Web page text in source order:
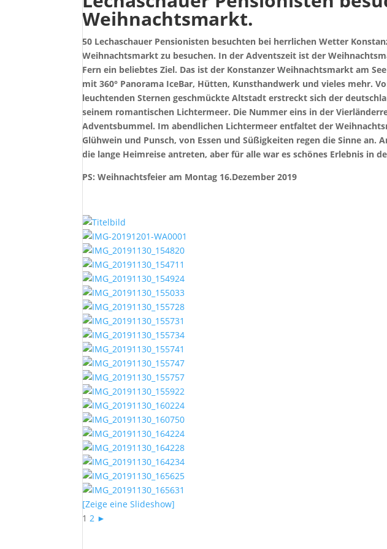
Weihnachtsmarkt.
50 Lechaschauer Pensionisten besuchten bei herrlichen Wetter
Weihnachtsmarkt zu besuchen. In der Adventszeit ist der
Fern ein beliebtes Ziel. Das ist der Konstanzer Weihnachtsmarkt am
mit 360° Panorama IceBar, Hütten, Kunsthandwerk und vieles mehr.
leuchtenden Sternen geschmückte Altstadt erstreckt sich der
seinem romantischen Lichtermeer. Die Nummer eins in der
Adventsbummel. Im abendlichen Lichtermeer entfaltet der
Glühwein und Punsch, von Essen und Süßigkeiten regen die Sinne an.
die lange Heimreise antreten, aber für alle war es schönes Erlebnis in
PS: Weihnachtsfeier am Montag 16.Dezember 2019
[Zeige eine Slideshow]
1 2 ►